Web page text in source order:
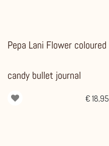
Pepa Lani Flower coloured
candy bullet journal
€ 18,95